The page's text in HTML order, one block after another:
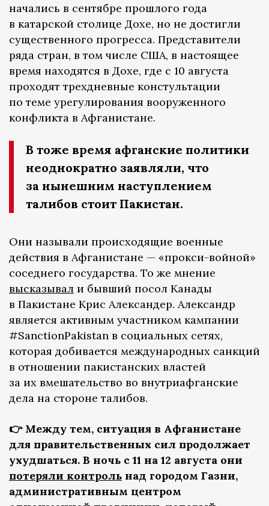
начались в сентябре прошлого года
в катарской столице Дохе, но не достигли
существенного прогресса. Представители
ряда стран, в том числе США, в настоящее
время находятся в Дохе, где с 10 августа
проходят трехдневные констультации
по теме урегулирования вооруженного
конфликта в Афганистане.
В тоже время афганские политики
неоднократно заявляли, что
за нынешним наступлением
талибов стоит Пакистан.
Они называли происходящие военные
действия в Афганистане — «прокси-войной»
соседнего государства. То же мнение
высказывал и бывший посол Канады
в Пакистане Крис Александер. Александр
является активным участником кампании
#SanctionPakistan в социальных сетях,
которая добивается международных санкций
в отношении пакистанских властей
за их вмешательство во внутриафганские
дела на стороне талибов.
👉 Между тем, ситуация в Афганистане
для правительственных сил продолжает
ухудшаться. В ночь с 11 на 12 августа они
потеряли контроль над городом Газни,
административным центром